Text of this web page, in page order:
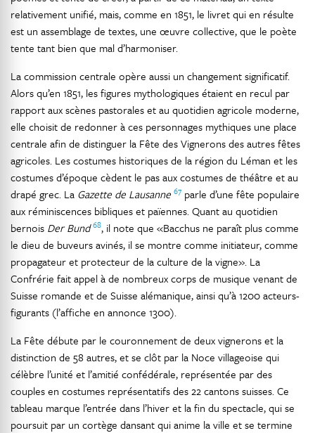
relativement unifié, mais, comme en 1851, le livret qui en résulte
est un assemblage de textes, une œuvre collective, que le poète
tente tant bien que mal d’harmoniser.
La commission centrale opère aussi un changement significatif.
Alors qu’en 1851, les figures mythologiques étaient en recul par
rapport aux scènes pastorales et au quotidien agricole moderne,
elle choisit de redonner à ces personnages mythiques une place
centrale afin de distinguer la Fête des Vignerons des autres fêtes
agricoles. Les costumes historiques de la région du Léman et les
costumes d’époque cèdent le pas aux costumes de théâtre et au
drapé grec. La Gazette de Lausanne 67 parle d’une fête populaire
aux réminiscences bibliques et païennes. Quant au quotidien
bernois Der Bund 68, il note que «Bacchus ne paraît plus comme
le dieu de buveurs avinés, il se montre comme initiateur, comme
propagateur et protecteur de la culture de la vigne». La
Confrérie fait appel à de nombreux corps de musique venant de
Suisse romande et de Suisse alémanique, ainsi qu’à 1200 acteurs-
figurants (l’affiche en annonce 1300).
La Fête débute par le couronnement de deux vignerons et la
distinction de 58 autres, et se clôt par la Noce villageoise qui
célèbre l’unité et l’amitié confédérale, représentée par des
couples en costumes représentatifs des 22 cantons suisses. Ce
tableau marque l’entrée dans l’hiver et la fin du spectacle, qui se
poursuit par un cortège dansant qui anime la ville et se termine